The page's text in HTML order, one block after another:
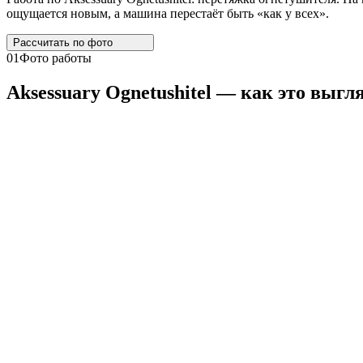
ощущается новым, а машина перестаёт быть «как у всех».
Рассчитать по фото
01Фото работы
Aksessuary Ognetushitel — как это